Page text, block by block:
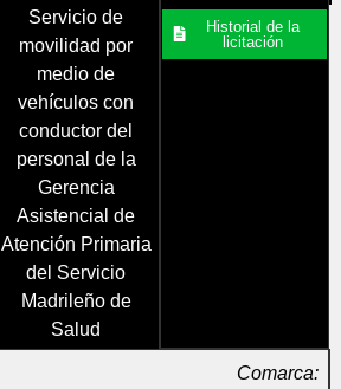
Servicio de
movilidad por
medio de
vehículos con
conductor del
personal de la
Gerencia
Asistencial de
Atención Primaria
del Servicio
Madrileño de
Salud
Historial de la
licitación
Comarca: